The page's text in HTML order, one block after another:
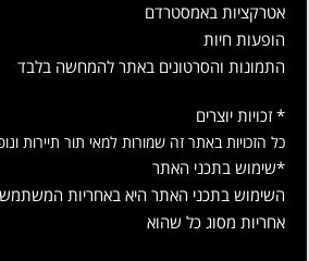
אטרקציות באמסטרדם
הופעות חיות
התמונות והסרטונים באתר להמחשה בלבד
* זכויות יוצרים
כל הזכויות באתר זה שמורות למאי תור תיירות
*שימוש בתכני האתר
השימוש בתכני האתר היא באחריות המשתמש
אחריות מסוג כל שהוא